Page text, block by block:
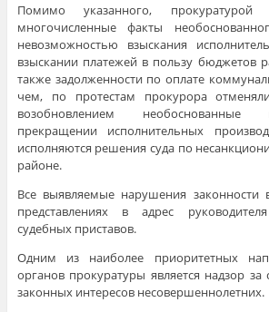
Помимо указанного,
многочисленные факты
невозможностью взыскания
взыскании платежей в пользу бюджетов
также задолженности по оплате
чем, по протестам прокурора
возобновлением необоснованные
прекращении исполнительных
исполняются решения суда по
районе.
Все выявляемые нарушения законности
представлениях в адрес
судебных приставов.
Одним из наиболее приоритетных
органов прокуратуры является надзор
законных интересов несовершеннолетних.